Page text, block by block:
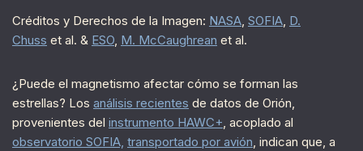
Créditos y Derechos de la Imagen: NASA, SOFIA, D.
Chuss et al. & ESO, M. McCaughrean et al.
¿Puede el magnetismo afectar cómo se forman las
estrellas? Los análisis recientes de datos de Orión,
provenientes del instrumento HAWC+, acoplado al
observatorio SOFIA, transportado por avión, indican que, a